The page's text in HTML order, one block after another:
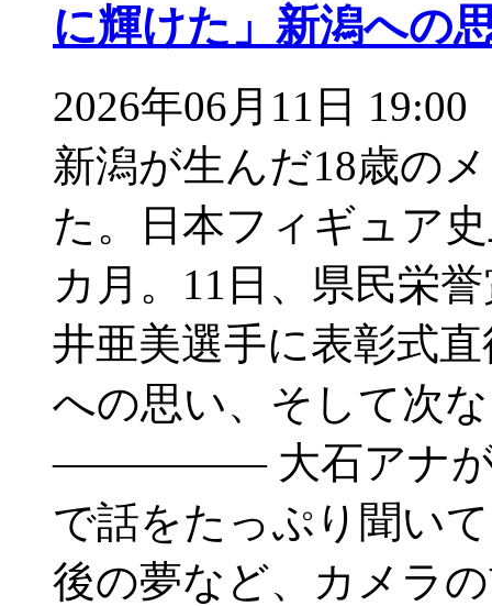
に輝けた」新潟への
2026年06月11日 19:00
新潟が生んだ18歳の
た。日本フィギュア
カ月。11日、県民栄
井亜美選手に表彰式
への思い、そして次
――――― 大石アナが
で話をたっぷり聞い
後の夢など、カメラ